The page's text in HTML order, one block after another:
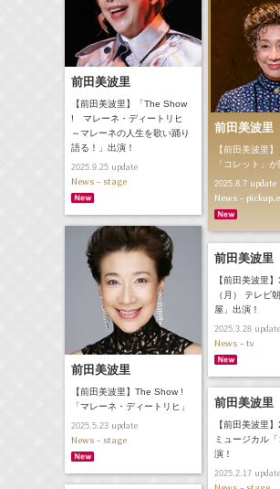
前田美波里
【前田美波里】「The Show
! マレーネ・ディートリヒ
～マレーネの人生を歌い踊り
語る！」出演！
2025.9.25update
News - stage
前田美波里
【前田美波里
「コレット」が
2025.8.7update
News -
前田美波里
【前田美波里】The Show !
「マレーネ・ディートリヒ」
2025.5.23update
News - stage
前田美波里
【前田美波里
（月） テレビ
屋」出演！
2025.3.28update
News - tv
前田美波里
【前田美波里
ミュージカル
演！
2025.2.17update